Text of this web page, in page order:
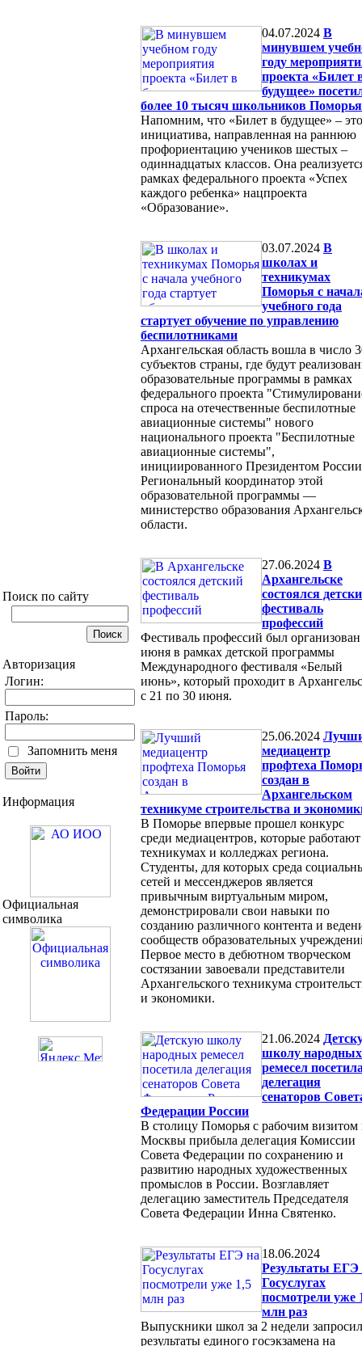
Поиск по сайту
Авторизация
Логин:
Пароль:
Запомнить меня
Информация
Официальная
символика
04.07.2024 В
минувшем
году
проекта «Билет
будущее»
более 10 тысяч школьников Поморья
Напомним, что «Билет в будущее» – это
инициатива, направленная на раннюю
профориентацию учеников шестых –
одиннадцатых классов. Она
рамках федерального проекта «Успех
каждого ребенка» нацпроекта
«Образование».
03.07.2024 В
школах и
техникумах
Поморья с
учебного года
стартует обучение по управлению
беспилотниками
Архангельская область вошла в число
субъектов страны, где будут
образовательные программы в рамках
федерального проекта
спроса на отечественные беспилотные
авиационные системы" нового
национального проекта "Беспилотные
авиационные системы",
инициированного Президентом
Региональный координатор этой
образовательной программы —
министерство образования
области.
27.06.2024 В
Архангельске
состоялся
фестиваль
профессий
Фестиваль профессий был
июня в рамках детской программы
Международного фестиваля «Белый
июнь», который проходит в
с 21 по 30 июня.
25.06.2024
медиацентр
профтеха
создан в
Архангельском
техникуме строительства и
В Поморье впервые прошел конкурс
среди медиацентров, которые
техникумах и колледжах региона.
Студенты, для которых среда
сетей и мессенджеров является
привычным виртуальным миром,
демонстрировали свои навыки по
созданию различного контента и
сообществ образовательных
Первое место в дебютном творческом
состязании завоевали представители
Архангельского техникума
и экономики.
21.06.2024
школу народных
ремесел
делегация
сенаторов
Федерации России
В столицу Поморья с рабочим визитом
Москвы прибыла делегация Комиссии
Совета Федерации по сохранению и
развитию народных художественных
промыслов в России. Возглавляет
делегацию заместитель Председателя
Совета Федерации Инна Святенко.
18.06.2024
Результаты ЕГЭ
Госуслугах
посмотрели уже
млн раз
Выпускники школ за 2 недели
результаты единого госэкзамена на